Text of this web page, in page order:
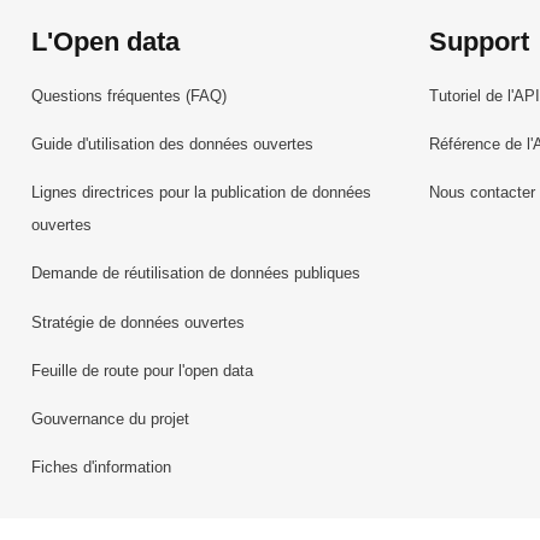
L'Open data
Questions fréquentes (FAQ)
Guide d'utilisation des données ouvertes
Lignes directrices pour la publication de données
ouvertes
Demande de réutilisation de données publiques
Stratégie de données ouvertes
Feuille de route pour l'open data
Gouvernance du projet
Fiches d'information
Support
Tutoriel de l'API
Référence de
Nous contacter